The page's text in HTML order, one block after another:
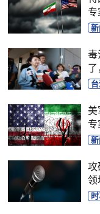
专
毒
了
美
专
攻
领